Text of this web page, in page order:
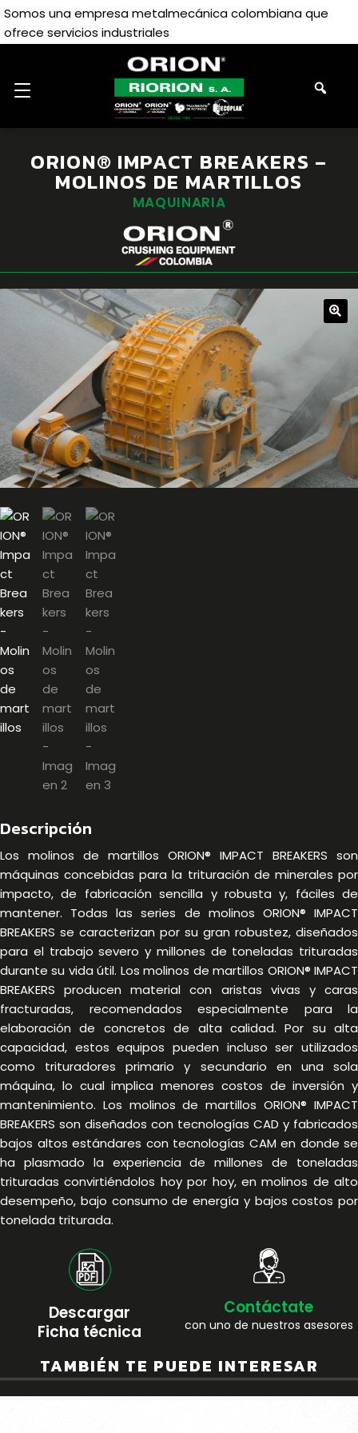
Somos una empresa metalmecánica colombiana que
ofrece servicios industriales
ORION® IMPACT BREAKERS –
MOLINOS DE MARTILLOS
MAQUINARIA
Descripción
Los molinos de martillos ORION® IMPACT BREAKERS son
máquinas concebidas para la trituración de minerales por
impacto, de fabricación sencilla y robusta y, fáciles de
mantener. Todas las series de molinos ORION® IMPACT
BREAKERS se caracterizan por su gran robustez, diseñados
para el trabajo severo y millones de toneladas trituradas
durante su vida útil. Los molinos de martillos ORION® IMPACT
BREAKERS producen material con aristas vivas y caras
fracturadas, recomendados especialmente para la
elaboración de concretos de alta calidad. Por su alta
capacidad, estos equipos pueden incluso ser utilizados
como trituradores primario y secundario en una sola
máquina, lo cual implica menores costos de inversión y
mantenimiento. Los molinos de martillos ORION® IMPACT
BREAKERS son diseñados con tecnologías CAD y fabricados
bajos altos estándares con tecnologías CAM en donde se
ha plasmado la experiencia de millones de toneladas
trituradas convirtiéndolos hoy por hoy, en molinos de alto
desempeño, bajo consumo de energía y bajos costos por
tonelada triturada.
Descargar
Ficha técnica
Contáctate
con uno de nuestros asesores
TAMBIÉN TE PUEDE INTERESAR